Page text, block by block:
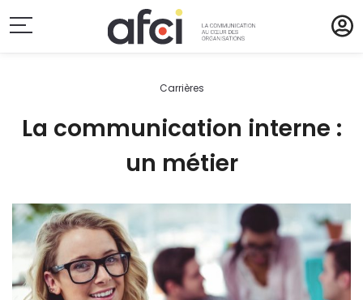
Carrières
La communication interne :
un métier